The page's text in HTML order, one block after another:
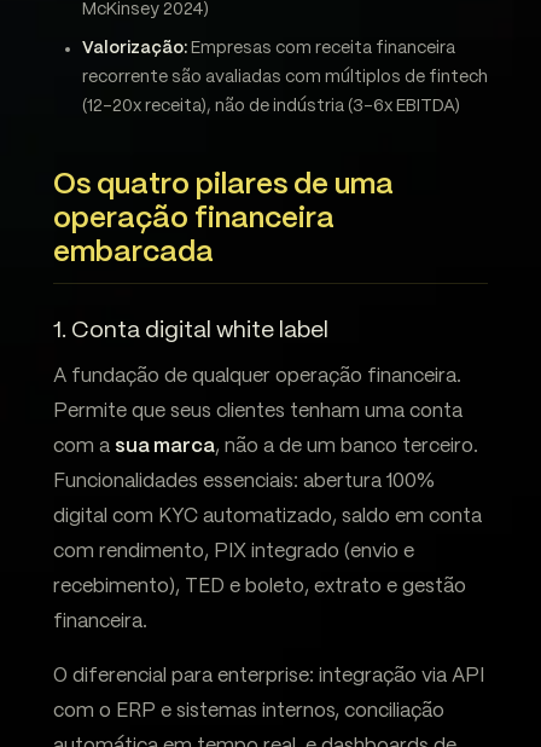
McKinsey 2024)
Valorização: Empresas com receita financeira
recorrente são avaliadas com múltiplos de fintech
(12-20x receita), não de indústria (3-6x EBITDA)
Os quatro pilares de uma
operação financeira
embarcada
1. Conta digital white label
A fundação de qualquer operação financeira.
Permite que seus clientes tenham uma conta
com a sua marca, não a de um banco terceiro.
Funcionalidades essenciais: abertura 100%
digital com KYC automatizado, saldo em conta
com rendimento, PIX integrado (envio e
recebimento), TED e boleto, extrato e gestão
financeira.
O diferencial para enterprise: integração via API
com o ERP e sistemas internos, conciliação